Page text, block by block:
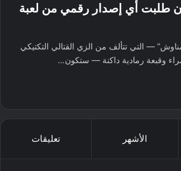
COD Mobile إن طلبت أي إصدار رقمي من لعبة
— التي تتألف من الزي القتالي التكتيكي
وقبعة رمادية داكنة — ستكون…
الأشهر تعليقات